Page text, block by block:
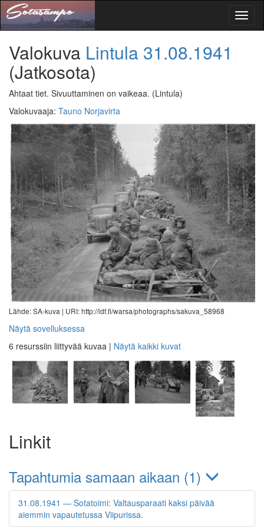
Valokuva Lintula 31.08.1941
(Jatkosota)
Ahtaat tiet. Sivuuttaminen on vaikeaa. (Lintula)
Valokuvaaja: Tauno Norjavirta
Lähde: SA-kuva | URI: http://ldf.fi/warsa/photographs/sakuva_58968
Näytä sovelluksessa
6 resurssiin liittyvää kuvaa | Näytä kaikki kuvat
Linkit
Tapahtumia samaan aikaan (1)
31.08.1941 — Sotatoimi: Valtausparaati kaksi päivää
aiemmin vapautetussa Viipurissa.